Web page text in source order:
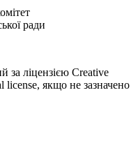
ради
за ліцензією Creative
якщо не зазначено